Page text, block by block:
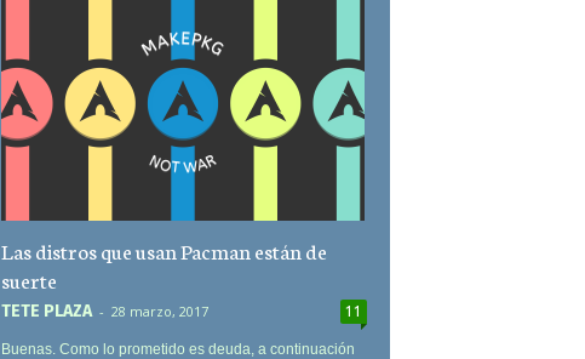
Las distros que usan Pacman están de
suerte
TETE PLAZA - 28 marzo, 2017 11
Buenas. Como lo prometido es deuda, a continuación